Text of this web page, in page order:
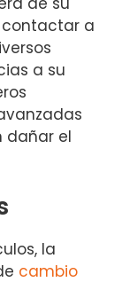
contactar a
a su
dañar el
la
cambio